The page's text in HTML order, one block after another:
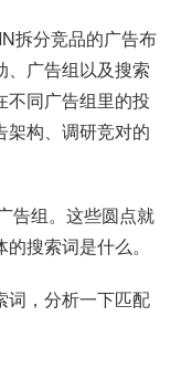
拆分竞品的广告布
、广告组以及搜索
不同广告组里的投
架构、调研竞对的
告组。这些圆点就
搜索词是什么。
词，分析一下匹配